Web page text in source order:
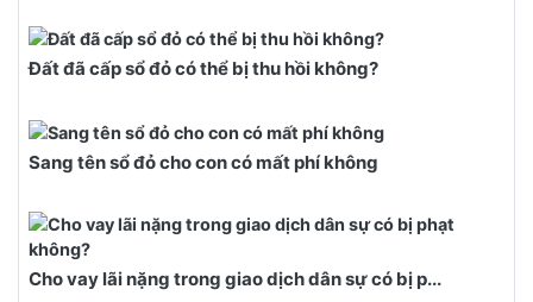
Đất đã cấp sổ đỏ có thể bị thu hồi không?
Sang tên sổ đỏ cho con có mất phí không
Cho vay lãi nặng trong giao dịch dân sự có bị p...